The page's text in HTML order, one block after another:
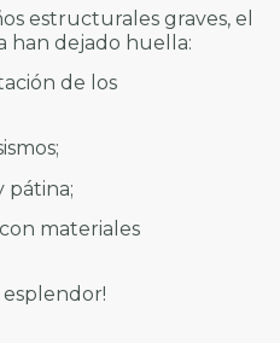
estructurales graves, el
han dejado huella:
de los
pátina;
materiales
esplendor!